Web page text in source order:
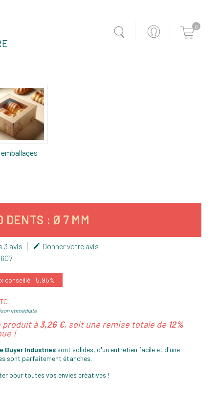
0
DENTS : Ø 7 MM
3 avis  Donner votre avis
conseillé : 5,95%
immédiate
produit à3,26 €, soit une remise totale de 12%
!
Buyer Industries sont solides, d'un entretien facile et d'une
sont parfaitement étanches.
pour toutes vos envies créatives !